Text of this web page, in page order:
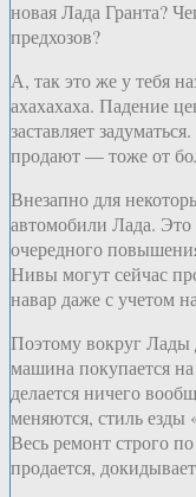
новая Лада Гранта?
предхозов?
А, так это же у тебя
ахахахаха. Падение
заставляет
продают — тоже от
Внезапно для
автомобили Лада. Это
очередного
Нивы могут сейчас
навар даже с учетом
Поэтому вокруг Лады
машина покупается
делается ничего
меняются, стиль езды
Весь ремонт строго
продается,